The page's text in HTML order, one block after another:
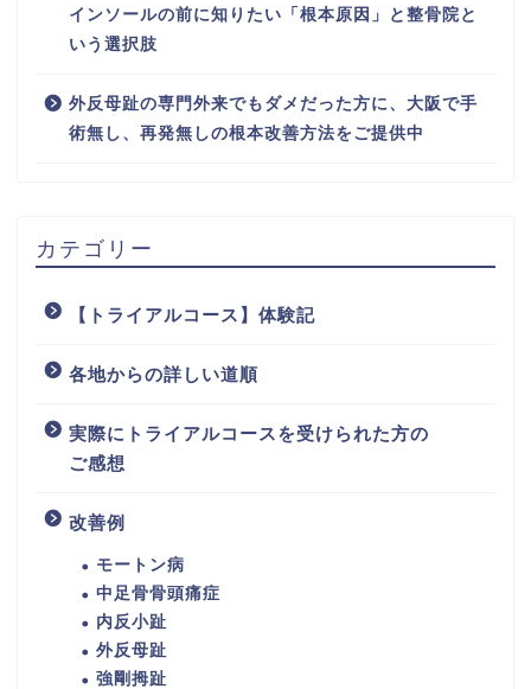
インソールの前に知りたい「根本原因」と整骨院と
いう選択肢
外反母趾の専門外来でもダメだった方に、大阪で手
術無し、再発無しの根本改善方法をご提供中
カテゴリー
【トライアルコース】体験記
各地からの詳しい道順
実際にトライアルコースを受けられた方の
ご感想
改善例
モートン病
中足骨骨頭痛症
内反小趾
外反母趾
強剛拇趾